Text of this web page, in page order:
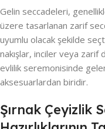
Gelin seccadeleri,
üzere tasarlanan zarif
uyumlu olacak şekilde
nakışlar, inciler veya
evlilik seremonisinde
aksesuarlardan biridir.
Şırnak Çeyizlik